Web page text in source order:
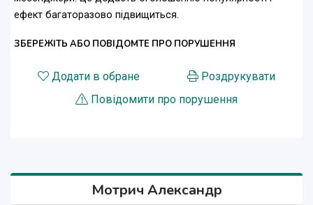
ефект багаторазово підвищиться.
ЗБЕРЕЖІТЬ АБО ПОВІДОМТЕ ПРО ПОРУШЕННЯ
Додати в обране
Роздрукувати
Повідомити про порушення
Мотрич Александр